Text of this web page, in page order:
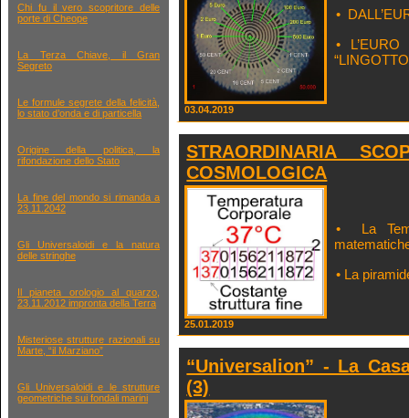
Chi fu il vero scopritore delle
porte di Cheope
La Terza Chiave, il Gran
Segreto
Le formule segrete della felicità,
lo stato d’onda e di particella
Origine della politica, la
rifondazione dello Stato
La fine del mondo si rimanda a
23.11.2042
Gli Universaloidi e la natura
delle stringhe
Il pianeta orologio al quarzo,
23.11.2012 impronta della Terra
Misteriose strutture razionali su
Marte, “il Marziano”
Gli Universaloidi e le strutture
geometriche sui fondali marini
•
•
03.04.2019
STRAORDINARIA
COSMOLOGICA
• La
• La
25.01.2019
“Universalion” - La
(3)